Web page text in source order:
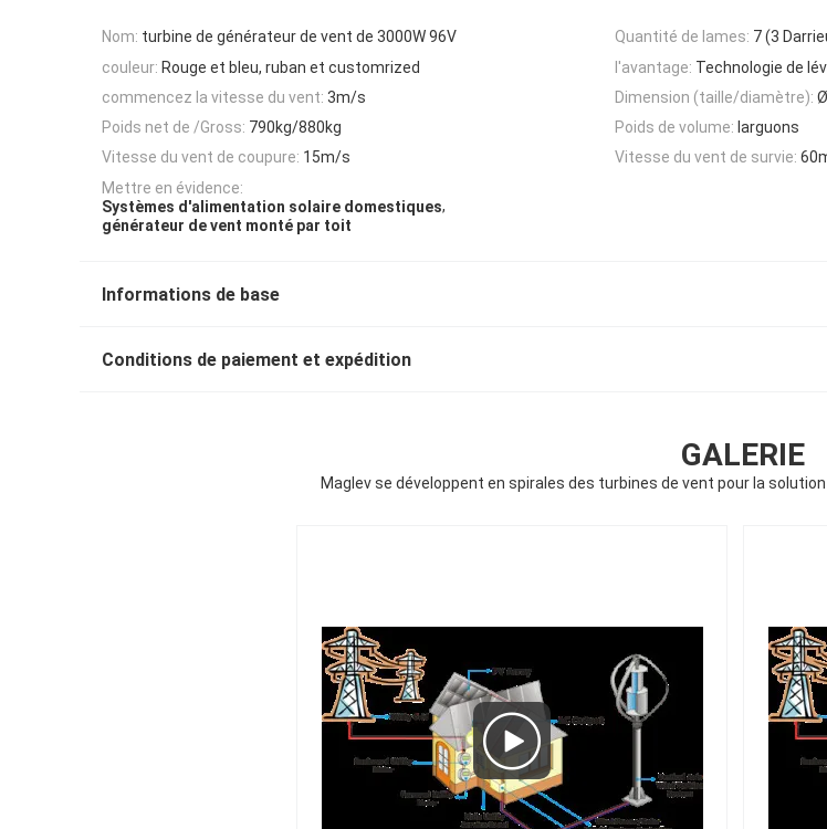
Nom: turbine de générateur de vent de 3000W 96V Quantité de lames: 7 (3
couleur: Rouge et bleu, ruban et customrized l'avantage: Technologie de
commencez la vitesse du vent: 3m/s Dimension (taille/diamètre):
Poids net de /Gross: 790kg/880kg Poids de volume: larguons
Vitesse du vent de coupure: 15m/s Vitesse du vent de survie:
Mettre en évidence:
Systèmes d'alimentation solaire domestiques,
générateur de vent monté par toit
Informations de base
Conditions de paiement et expédition
GALERIE
Maglev se développent en spirales des turbines de vent pour la